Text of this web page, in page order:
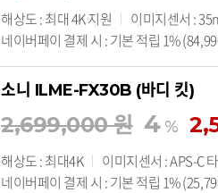
해상도 : 최대 4K 지원 이미지센서 :
네이버페이 결제 시 : 기본 적립 1%
소니 ILME-FX30B (바디 킷)
2,699,000 원 4%
해상도 : 최대4K 이미지센서 : APS-C
네이버페이 결제 시 : 기본 적립 1%